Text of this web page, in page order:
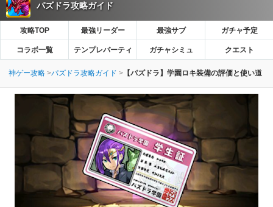
パズドラ攻略ガイド
攻略TOP 最強リーダー 最強サブ ガチャ予定
コラボ一覧 テンプレパーティ ガチャシミュ クエスト
神ゲー攻略 パズドラ攻略ガイド 【パズドラ】学園ロキ装備の評価と使い道